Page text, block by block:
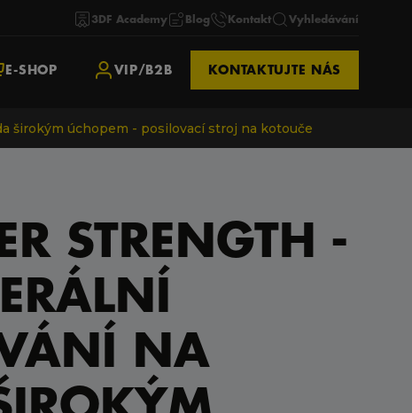
širokým úchopem - posilovací stroj na kotouče
3DF Academy Blog Kontakt Vyhledávání
KONTAKTUJTE NÁS
E-SHOP VIP/B2B
STRENGTH -
NA